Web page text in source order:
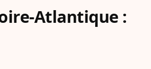
Atlantique :